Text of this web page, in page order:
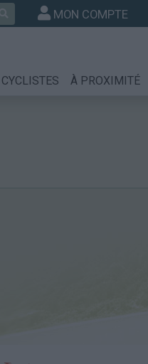
MON COMPTE
À PROXIMITÉ